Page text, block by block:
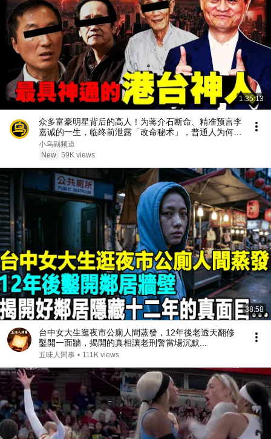
1:35:13
众多富豪明星背后的高人！为蒋介石断命、精准预言李
嘉诚的一生，临终前泄露「改命秘术」，普通人为何忙
忙碌碌却赚不到钱？1小时中间无广告合集[She's
Xiaowu 小乌]
小乌副频道
New 59K views
38:58
台中女大生逛夜市公廁人間蒸發，12年後老透天翻修
鑿開一面牆，揭開的真相讓老刑警當場沉默...
五味人間事 • 111K views